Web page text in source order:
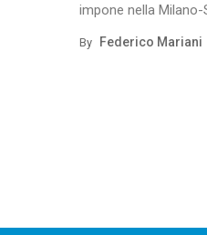
impone nella Milano-
By Federico Mariani